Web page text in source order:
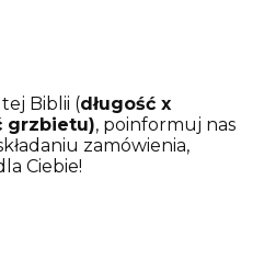
Biblii (długość x
grzbietu), poinformuj nas
zamówienia,
Ciebie!